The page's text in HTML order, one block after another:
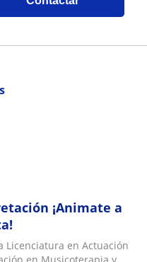
¡Animate a
Licenciatura en Actuación